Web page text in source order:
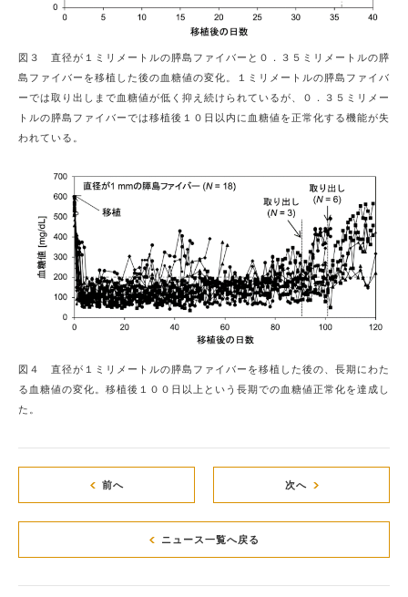
図３ 直径が１ミリメートルの膵島ファイバーと０．３５ミリメートルの膵
島ファイバーを移植した後の血糖値の変化。１ミリメートルの膵島ファイバ
ーでは取り出しまで血糖値が低く抑え続けられているが、０．３５ミリメー
トルの膵島ファイバーでは移植後１０日以内に血糖値を正常化する機能が失
われている。
図４ 直径が１ミリメートルの膵島ファイバーを移植した後の、長期にわた
る血糖値の変化。移植後１００日以上という長期での血糖値正常化を達成し
た。
前へ 次へ
ニュース一覧へ戻る